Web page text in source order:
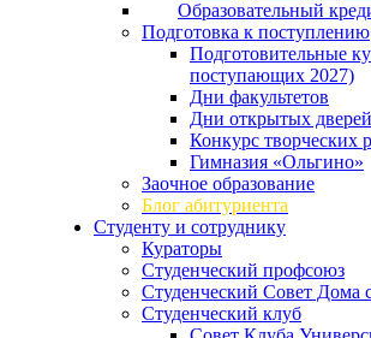
Образовательный
Подготовка к поступлению
Подготовительные
поступающих 2027)
Дни факультетов
Дни открытых дверей
Конкурс творческих
Гимназия «Ольгино»
Заочное образование
Блог абитуриента
Студенту и сотруднику
Кураторы
Студенческий профсоюз
Студенческий Совет Дома
Студенческий клуб